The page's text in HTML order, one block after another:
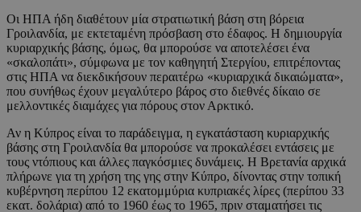
Οι ΗΠΑ ήδη διαθέτουν μία στρατιωτική βάση στη βόρεια
Γροιλανδία, με εκτεταμένη πρόσβαση στο έδαφος. Η δημιουργία
κυριαρχικής βάσης, όμως, θα μπορούσε να αποτελέσει ένα
«σκαλοπάτι», σύμφωνα με τον καθηγητή Στεργίου, επιτρέποντας
στις ΗΠΑ να διεκδικήσουν περαιτέρω «κυριαρχικά δικαιώματα»,
που συνήθως έχουν μεγαλύτερο βάρος στο διεθνές δίκαιο σε
μελλοντικές διαμάχες για πόρους στον Αρκτικό.
Αν η Κύπρος είναι το παράδειγμα, η εγκατάσταση κυριαρχικής
βάσης στη Γροιλανδία θα μπορούσε να προκαλέσει εντάσεις με
τους ντόπιους και άλλες παγκόσμιες δυνάμεις. Η Βρετανία αρχικά
πλήρωνε για τη χρήση της γης στην Κύπρο, δίνοντας στην τοπική
κυβέρνηση περίπου 12 εκατομμύρια κυπριακές λίρες (περίπου 33
εκατ. δολάρια) από το 1960 έως το 1965, πριν σταματήσει τις